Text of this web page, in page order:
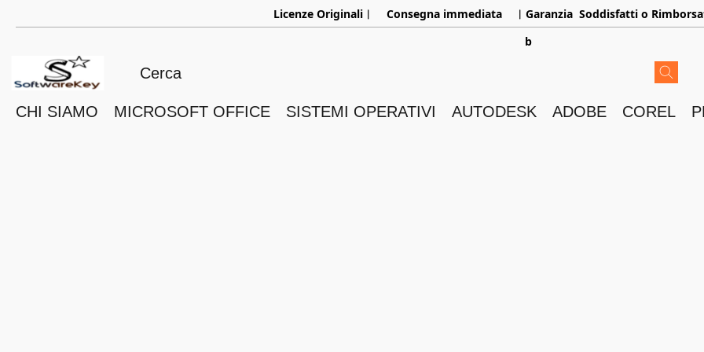
Licenze Originaliㅤ︳ Consegna immediata ㅤ︳Garanzia Soddisfatti o
b
CHI SIAMO MICROSOFT OFFICE SISTEMI OPERATIVI AUTODESK ADOBE COREL